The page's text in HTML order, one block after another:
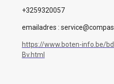
+3259320057
emailadres :
https://www.boten-info.be/
Bv.html